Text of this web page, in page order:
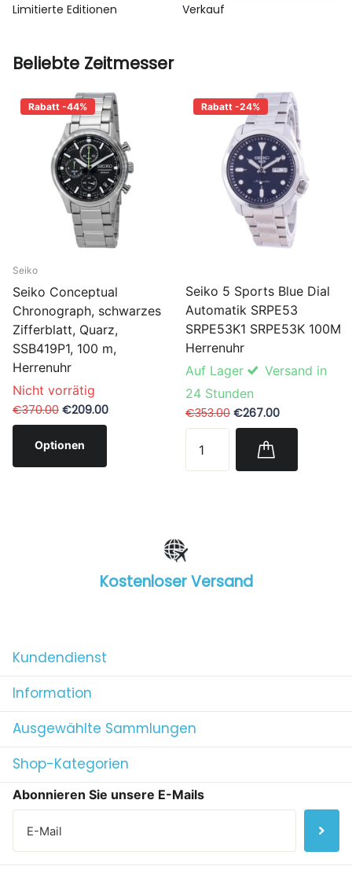
Limitierte Editionen Verkauf
Beliebte Zeitmesser
Rabatt -44%
Seiko
Seiko Conceptual
Chronograph, schwarzes
Zifferblatt, Quarz,
SSB419P1, 100 m,
Herrenuhr
Nicht vorrätig
€370.00 €209.00
Optionen
Rabatt -24%
Seiko 5 Sports Blue Dial
Automatik SRPE53
SRPE53K1 SRPE53K 100M
Herrenuhr
Auf Lager
Versand in
24 Stunden
€353.00 €267.00
Kostenloser Versand
Kundendienst
Information
Ausgewählte Sammlungen
Shop-Kategorien
Abonnieren Sie unsere E-Mails